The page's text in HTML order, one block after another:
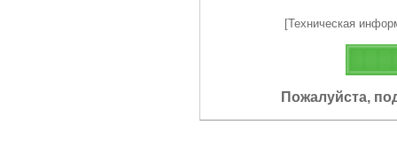
[Техническая
Пожалуйста,